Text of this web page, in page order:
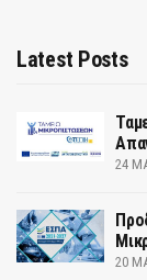
Latest Posts
24
20